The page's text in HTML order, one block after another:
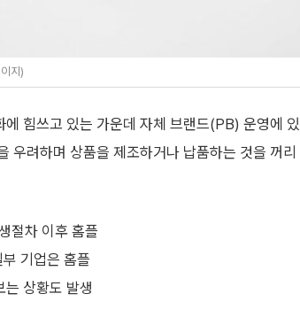
지)
힘쓰고 있는 가운데 자체 브랜드(PB) 운영에 있
우려하며 상품을 제조하거나 납품하는 것을 꺼리
절차 이후 홈플
기업은 홈플
상황도 발생